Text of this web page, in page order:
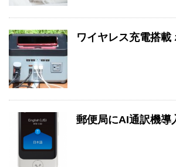
ワイヤレス充電搭載
郵便局にAI通訳機導